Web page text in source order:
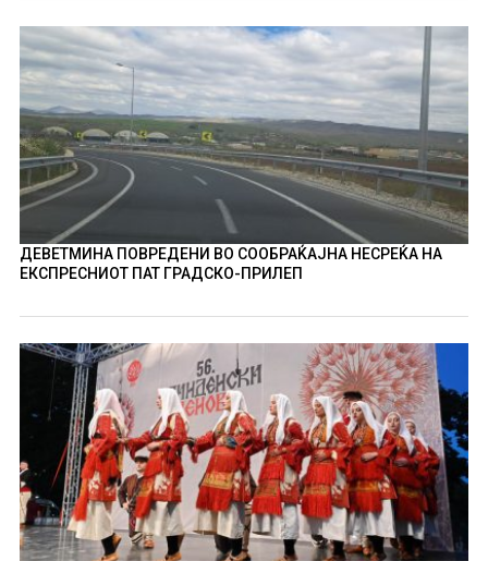
ДЕВЕТМИНА ПОВРЕДЕНИ ВО СООБРАЌАЈНА НЕСРЕЌА НА
ЕКСПРЕСНИОТ ПАТ ГРАДСКО-ПРИЛЕП